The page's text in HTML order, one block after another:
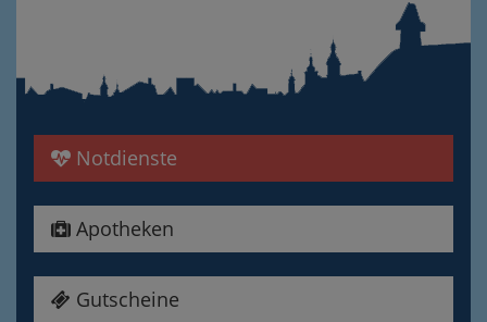
Notdienste
Apotheken
Gutscheine